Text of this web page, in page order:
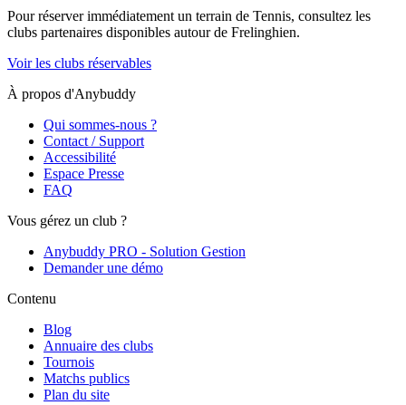
Pour réserver immédiatement un terrain de Tennis, consultez les
clubs partenaires disponibles autour de Frelinghien.
Voir les clubs réservables
À propos d'Anybuddy
Qui sommes-nous ?
Contact / Support
Accessibilité
Espace Presse
FAQ
Vous gérez un club ?
Anybuddy PRO - Solution Gestion
Demander une démo
Contenu
Blog
Annuaire des clubs
Tournois
Matchs publics
Plan du site